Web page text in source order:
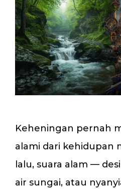
Keheningan pernah
alami dari kehidupan
lalu, suara alam —
air sungai, atau